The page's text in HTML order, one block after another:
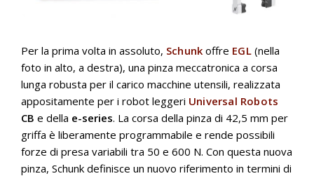
Per la prima volta in assoluto, Schunk offre EGL(nella
foto in alto, a destra), una pinza meccatronica a corsa
lunga robusta per il carico macchine utensili, realizzata
appositamente per i robot leggeri Universal Robots
CB e della e-series. La corsa della pinza di 42,5 mm per
griffa è liberamente programmabile e rende possibili
forze di presa variabili tra 50 e 600 N. Con questa nuova
pinza, Schunk definisce un nuovo riferimento in termini di